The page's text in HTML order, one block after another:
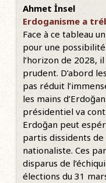
Ahmet İnsel
Erdoganisme a
Face à ce tableau
pour une possibilité
l’horizon de 2028,
prudent. D’abord
pas réduit
les mains
présidentiel va
Erdoğan peut
partis dissidents
nationaliste. Ces
disparus de
élections du 31